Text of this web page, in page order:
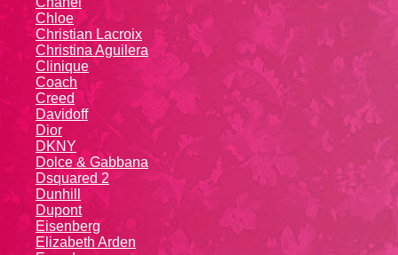
Chloe
Christian Lacroix
Christina Aguilera
Cliniquе
Coach
Creed
Davidoff
Dior
DKNY
Dolce & Gabbana
Dsquared 2
Dunhill
Dupont
Eisenberg
Elizabeth Arden